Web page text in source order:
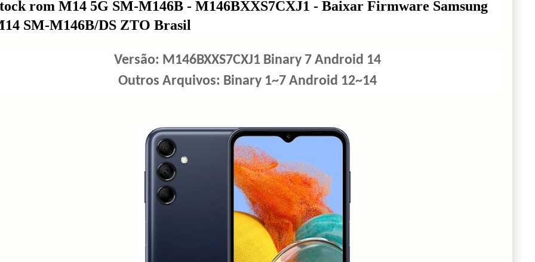
rom M14 5G SM-M146B - M146BXXS7CXJ1 - Baixar Firmware Samsung
SM-M146B/DS ZTO Brasil
Versão: M146BXXS7CXJ1 Binary 7 Android 14
Outros Arquivos: Binary 1~7 Android 12~14